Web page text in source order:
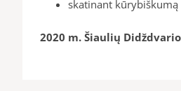
skatinant
2020 m. Šiaulių